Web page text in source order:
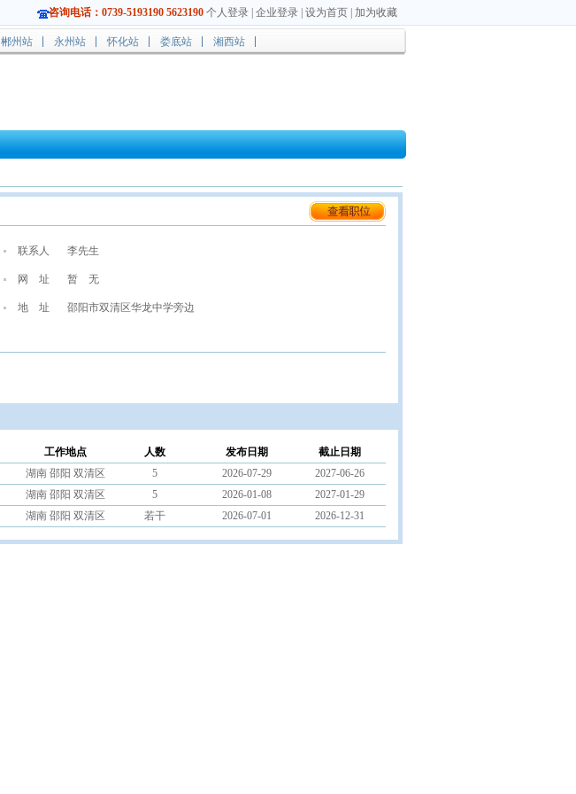
咨询电话：0739-5193190 5623190 个人登录 企业登录 设为首页 加为收藏
郴州站 永州站 怀化站 娄底站 湘西站
联系人 李先生
网 址 暂 无
地 址 邵阳市双清区华龙中学旁边
工作地点 人数 发布日期
截止日期
湖南 邵阳 双清区 5 2026-07-29
2027-06-26
湖南 邵阳 双清区 5 2026-01-08
2027-01-29
湖南 邵阳 双清区 若干 2026-07-01 2026-12-31